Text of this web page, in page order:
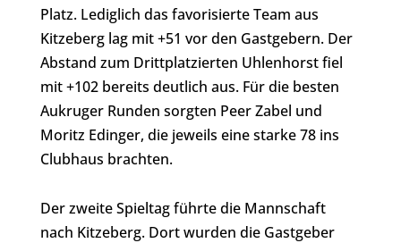
Platz. Lediglich das favorisierte Team aus
Kitzeberg lag mit +51 vor den Gastgebern. Der
Abstand zum Drittplatzierten Uhlenhorst fiel
mit +102 bereits deutlich aus. Für die besten
Aukruger Runden sorgten Peer Zabel und
Moritz Edinger, die jeweils eine starke 78 ins
Clubhaus brachten.
Der zweite Spieltag führte die Mannschaft
nach Kitzeberg. Dort wurden die Gastgeber